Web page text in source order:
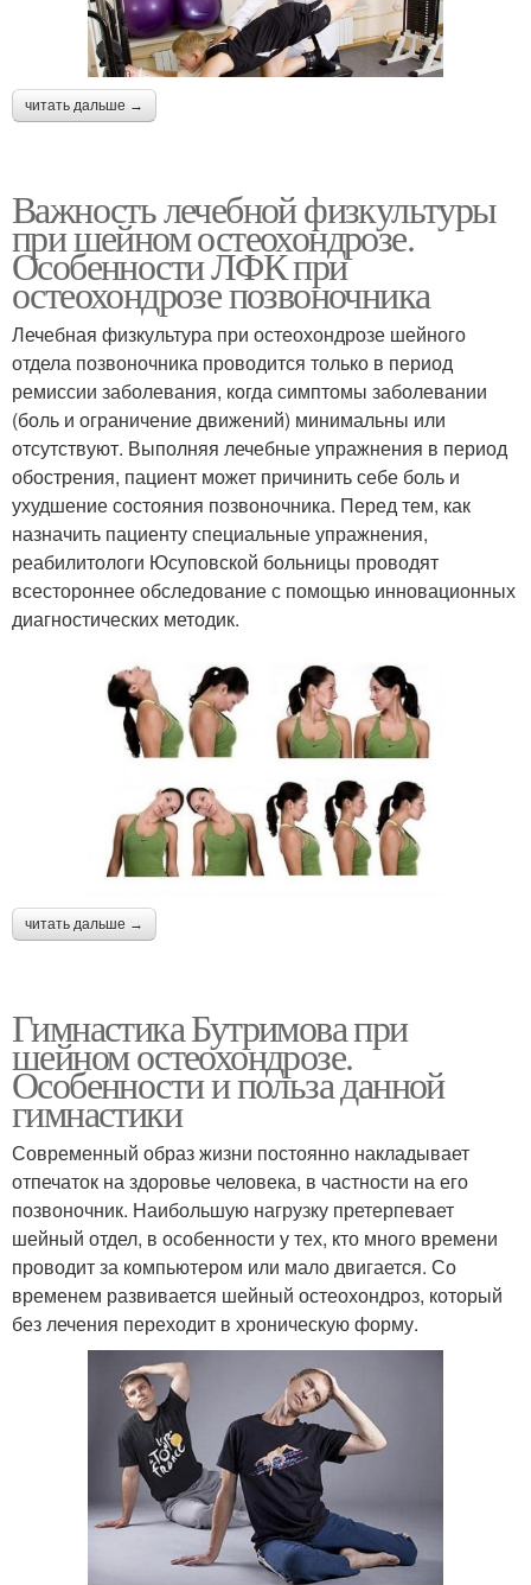
читать дальше →
Важность лечебной физкультуры
при шейном остеохондрозе.
Особенности ЛФК при
остеохондрозе позвоночника
Лечебная физкультура при остеохондрозе шейного
отдела позвоночника проводится только в период
ремиссии заболевания, когда симптомы заболевании
(боль и ограничение движений) минимальны или
отсутствуют. Выполняя лечебные упражнения в период
обострения, пациент может причинить себе боль и
ухудшение состояния позвоночника. Перед тем, как
назначить пациенту специальные упражнения,
реабилитологи Юсуповской больницы проводят
всестороннее обследование с помощью инновационных
диагностических методик.
читать дальше →
Гимнастика Бутримова при
шейном остеохондрозе.
Особенности и польза данной
гимнастики
Современный образ жизни постоянно накладывает
отпечаток на здоровье человека, в частности на его
позвоночник. Наибольшую нагрузку претерпевает
шейный отдел, в особенности у тех, кто много времени
проводит за компьютером или мало двигается. Со
временем развивается шейный остеохондроз, который
без лечения переходит в хроническую форму.